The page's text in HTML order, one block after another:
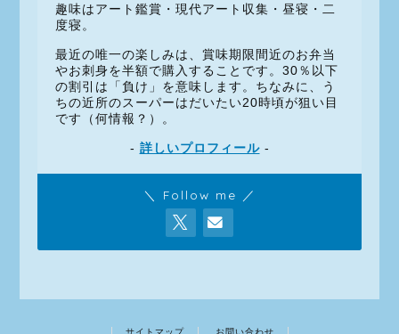
趣味はアート鑑賞・現代アート収集・昼寝・二
度寝。
最近の唯一の楽しみは、賞味期限間近のお弁当
やお刺身を半額で購入することです。30％以下
の割引は「負け」を意味します。ちなみに、う
ちの近所のスーパーはだいたい20時頃が狙い目
です（何情報？）。
- 詳しいプロフィール-
＼ Follow me ／
サイトマップ お問い合わせ